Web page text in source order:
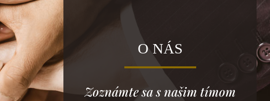
O NÁS
Zoznámte sa s našim tímom